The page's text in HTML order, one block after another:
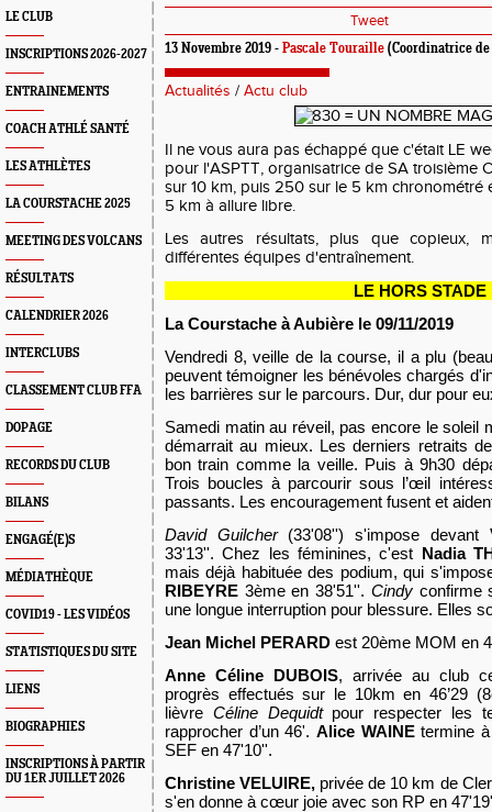
LE CLUB
INSCRIPTIONS 2026-2027
ENTRAINEMENTS
COACH ATHLÉ SANTÉ
LES ATHLÈTES
LA COURSTACHE 2025
MEETING DES VOLCANS
RÉSULTATS
CALENDRIER 2026
INTERCLUBS
CLASSEMENT CLUB FFA
DOPAGE
RECORDS DU CLUB
BILANS
ENGAGÉ(E)S
MÉDIATHÈQUE
COVID19 - LES VIDÉOS
STATISTIQUES DU SITE
LIENS
BIOGRAPHIES
INSCRIPTIONS À PARTIR
DU 1ER JUILLET 2026
Tweet
13 Novembre 2019 - Pascale Touraille (Coordinatrice
Actualités / Actu club
Il ne vous aura pas échappé que c'était LE
pour l'ASPTT, organisatrice de SA troisième
sur 10 km, puis 250 sur le 5 km chronométré
5 km à allure libre.
Les autres résultats, plus que copieux,
différentes équipes d'entraînement.
LE HORS STADE
La Courstache à Aubière le 09/11/2019
Vendredi 8, veille de la course, il a plu
peuvent témoigner les bénévoles chargés
les barrières sur le parcours. Dur, dur pour
Samedi matin au réveil, pas encore le soleil
démarrait au mieux. Les derniers retraits
bon train comme la veille. Puis à 9h30
Trois boucles à parcourir sous l’œil
passants. Les encouragement fusent et
David Guilcher(33'08'') s'impose devant
33'13''. Chez les féminines, c'est Nadia
mais déjà habituée des podium, qui
RIBEYRE 3ème en 38'51''. Cindy confirme
une longue interruption pour blessure. Elles
Jean Michel PERARD est 20ème MOM en
Anne Céline DUBOIS, arrivée au club
progrès effectués sur le 10km en 46’29
lièvre Céline Dequidtpour respecter les
rapprocher d’un 46'. Alice WAINEtermine
SEF en 47'10''.
Christine VELUIRE, privée de 10 km de
s'en donne à cœur joie avec son RP en